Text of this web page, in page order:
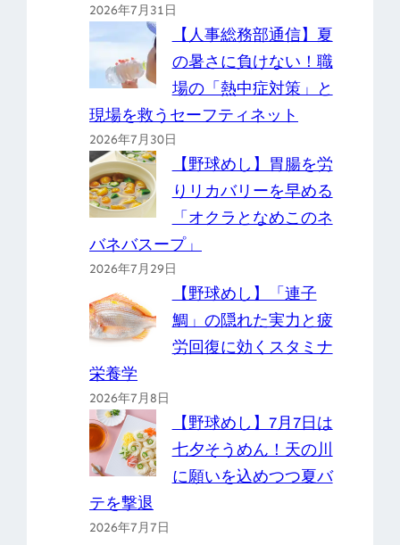
2026年7月31日
【人事総務部通信】夏
の暑さに負けない！職
場の「熱中症対策」と
現場を救うセーフティネット
2026年7月30日
【野球めし】胃腸を労
りリカバリーを早める
「オクラとなめこのネ
バネバスープ」
2026年7月29日
【野球めし】「連子
鯛」の隠れた実力と疲
労回復に効くスタミナ
栄養学
2026年7月8日
【野球めし】7月7日は
七夕そうめん！天の川
に願いを込めつつ夏バ
テを撃退
2026年7月7日